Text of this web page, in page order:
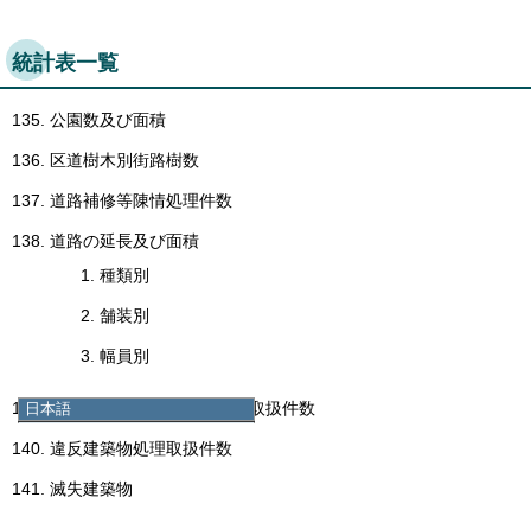
日本語
English
한국어
简体中文
統計表一覧
公園数及び面積
区道樹木別街路樹数
道路補修等陳情処理件数
道路の延長及び面積
種類別
舗装別
幅員別
建築物等確認及び許可申請取扱件数
違反建築物処理取扱件数
滅失建築物